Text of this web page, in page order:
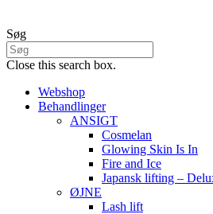
Søg
Close this search box.
Webshop
Behandlinger
ANSIGT
Cosmelan
Glowing Skin Is In
Fire and Ice
Japansk lifting –
ØJNE
Lash lift